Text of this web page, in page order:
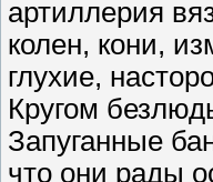
артиллерия
колен, кони,
глухие,
Кругом
Запуганные
что они рады